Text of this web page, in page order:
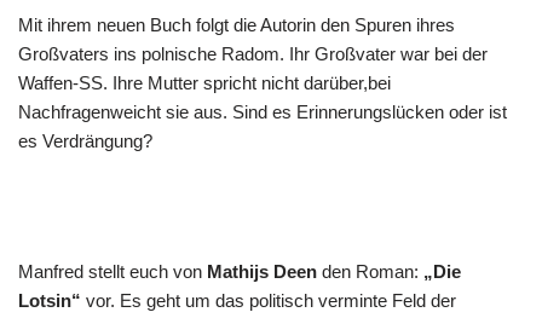
Mit ihrem neuen Buch folgt die Autorin den Spuren ihres
Großvaters ins polnische Radom. Ihr Großvater war bei der
Waffen-SS. Ihre Mutter spricht nicht darüber,bei
Nachfragenweicht sie aus. Sind es Erinnerungslücken oder ist
es Verdrängung?
Manfred stellt euch von Mathijs Deen den Roman: „Die
Lotsin“ vor. Es geht um das politisch verminte Feld der